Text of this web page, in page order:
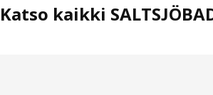
Katso kaikki